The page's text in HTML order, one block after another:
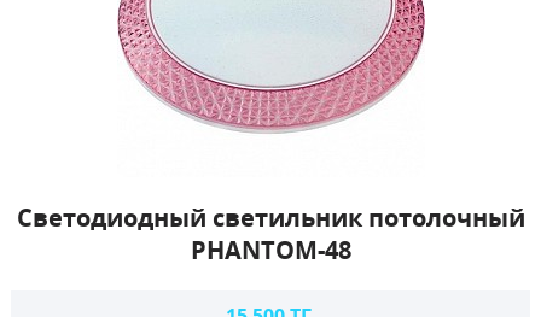
Светодиодный светильник потолочный
PHANTOM-48